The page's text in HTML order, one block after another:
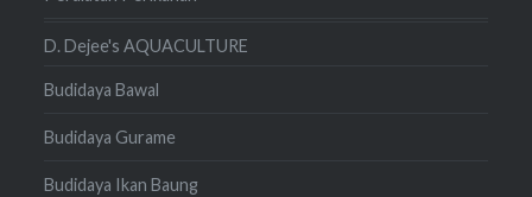
D. Dejee's AQUACULTURE
Budidaya Bawal
Budidaya Gurame
Budidaya Ikan Baung